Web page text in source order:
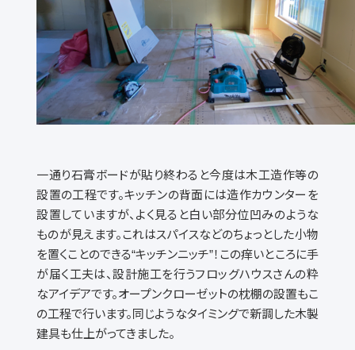
一通り石膏ボードが貼り終わると今度は木工造作等の
設置の工程です。キッチンの背面には造作カウンターを
設置していますが、よく見ると白い部分位凹みのような
ものが見えます。これはスパイスなどのちょっとした小物
を置くことのできる“キッチンニッチ”！この痒いところに手
が届く工夫は、設計施工を行うフロッグハウスさんの粋
なアイデアです。オープンクローゼットの枕棚の設置もこ
の工程で行います。同じようなタイミングで新調した木製
建具も仕上がってきました。